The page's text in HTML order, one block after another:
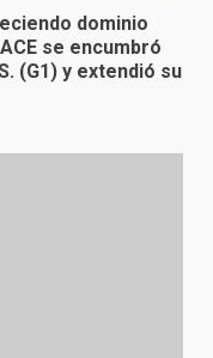
dominio
se encumbró
(G1) y extendió su